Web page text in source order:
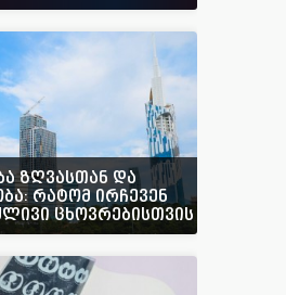
ზღვასთან და
რატომ ირჩევენ
ცხოვრებისთვის